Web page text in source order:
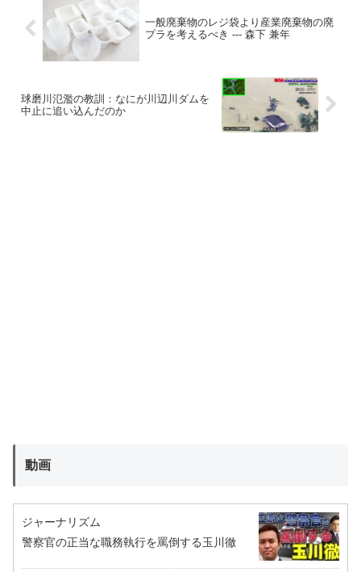
一般廃棄物のレジ袋より産業廃棄物の廃
プラを考えるべき --- 森下 兼年
球磨川氾濫の教訓：なにが川辺川ダムを
中止に追い込んだのか
動画
ジャーナリズム
警察官の正当な職務執行を罵倒する玉川徹